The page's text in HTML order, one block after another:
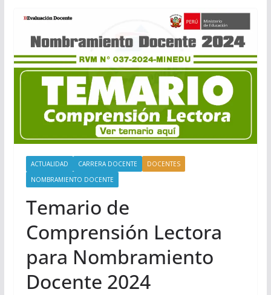
ACTUALIDAD CARRERA DOCENTE
DOCENTES
NOMBRAMIENTO DOCENTE
Temario de
Comprensión Lectora
para Nombramiento
Docente 2024